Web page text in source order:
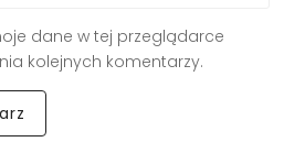
dane w tej przeglądarce
kolejnych komentarzy.